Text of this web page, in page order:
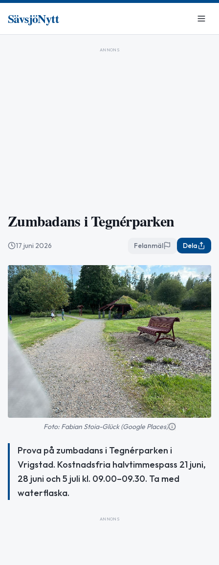
SävsjöNytt
ANNONS
Zumbadans i Tegnérparken
17 juni 2026 Felanmäl Dela
Foto: Fabian Stoia-Glück (Google Places)
Prova på zumbadans i Tegnérparken i
Vrigstad. Kostnadsfria halvtimmespass 21 juni,
28 juni och 5 juli kl. 09.00–09.30. Ta med
waterflaska.
ANNONS